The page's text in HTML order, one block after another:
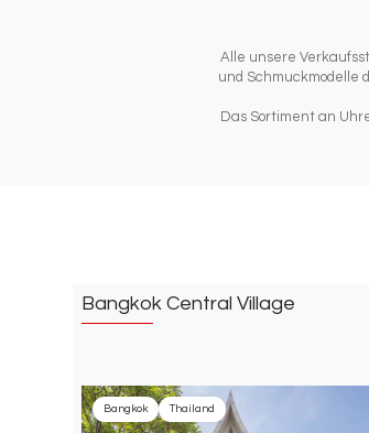
Alle unsere
und Schmuckmodelle
Das Sortiment an
Bangkok Central Village
Bangkok Thailand